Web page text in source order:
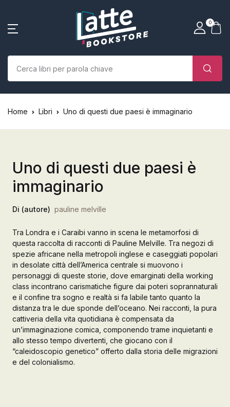
0
SHOP BY CATEGORY
Libri
Case editrici
Galleria d’Arte
Contattaci
Vicino
Account
Nome utente o email *
Parola d'ordine *
di me
password?
Registrazione
Creare un account
Vicino
La tua borsa della spesa
(0)
Home Libri Uno di questi due paesi è immaginario
Uno di questi due paesi è
immaginario
Di (autore) pauline melville
Tra Londra e i Caraibi vanno in scena le metamorfosi di
questa raccolta di racconti di Pauline Melville. Tra negozi di
spezie africane nella metropoli inglese e caseggiati popolari
in desolate città dell’America centrale si muovono i
personaggi di queste storie, dove emarginati della working
class incontrano carismatiche figure dai poteri soprannaturali
e il confine tra sogno e realtà si fa labile tanto quanto la
distanza tra le due sponde dell’oceano. Nei racconti, la pura
cattiveria della vita quotidiana è compensata da
un’immaginazione comica, componendo trame inquietanti e
allo stesso tempo divertenti, che giocano con il
“caleidoscopio genetico” offerto dalla storia delle migrazioni
e del colonialismo.